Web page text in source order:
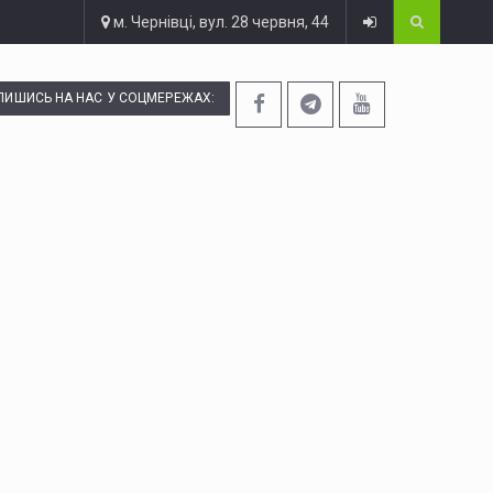
м. Чернівці, вул. 28 червня, 44
НА НАС У СОЦМЕРЕЖАХ: